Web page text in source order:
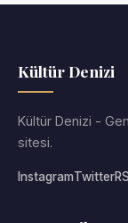
Kültür Denizi
Kültür Denizi -
sitesi.
InstagramTwitter